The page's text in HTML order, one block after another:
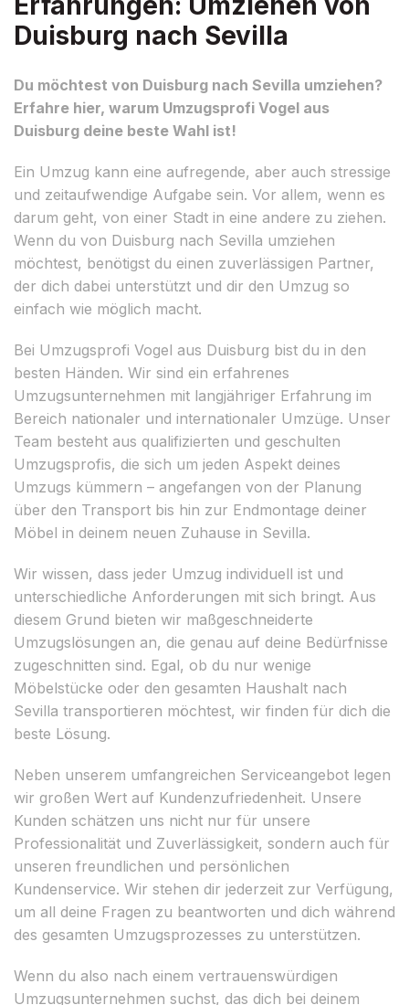
Duisburg nach Sevilla
Du möchtest von Duisburg nach Sevilla umziehen?
Erfahre hier, warum Umzugsprofi Vogel aus
Duisburg deine beste Wahl ist!
Ein Umzug kann eine aufregende, aber auch stressige
und zeitaufwendige Aufgabe sein. Vor allem, wenn es
darum geht, von einer Stadt in eine andere zu ziehen.
Wenn du von Duisburg nach Sevilla umziehen
möchtest, benötigst du einen zuverlässigen Partner,
der dich dabei unterstützt und dir den Umzug so
einfach wie möglich macht.
Bei Umzugsprofi Vogel aus Duisburg bist du in den
besten Händen. Wir sind ein erfahrenes
Umzugsunternehmen mit langjähriger Erfahrung im
Bereich nationaler und internationaler Umzüge. Unser
Team besteht aus qualifizierten und geschulten
Umzugsprofis, die sich um jeden Aspekt deines
Umzugs kümmern – angefangen von der Planung
über den Transport bis hin zur Endmontage deiner
Möbel in deinem neuen Zuhause in Sevilla.
Wir wissen, dass jeder Umzug individuell ist und
unterschiedliche Anforderungen mit sich bringt. Aus
diesem Grund bieten wir maßgeschneiderte
Umzugslösungen an, die genau auf deine Bedürfnisse
zugeschnitten sind. Egal, ob du nur wenige
Möbelstücke oder den gesamten Haushalt nach
Sevilla transportieren möchtest, wir finden für dich die
beste Lösung.
Neben unserem umfangreichen Serviceangebot legen
wir großen Wert auf Kundenzufriedenheit. Unsere
Kunden schätzen uns nicht nur für unsere
Professionalität und Zuverlässigkeit, sondern auch für
unseren freundlichen und persönlichen
Kundenservice. Wir stehen dir jederzeit zur Verfügung,
um all deine Fragen zu beantworten und dich während
des gesamten Umzugsprozesses zu unterstützen.
Wenn du also nach einem vertrauenswürdigen
Umzugsunternehmen suchst, das dich bei deinem